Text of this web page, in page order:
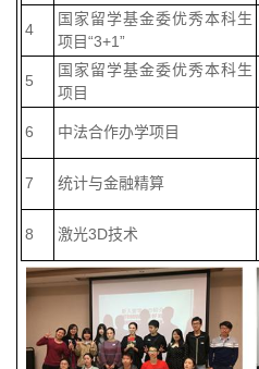
4
国家留学基金委优秀本科生
项目“3+1”
5
国家留学基金委优秀本科生
项目
6 中法合作办学项目
7 统计与金融精算
8 激光3D技术